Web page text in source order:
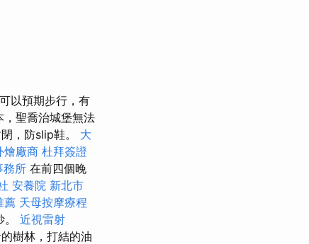
可以預期步行，有
，聖喬治城堡無法
，防slip鞋。 大
燴廠商 杜拜簽證
務所 在前四個晚
安養院 新北市
薦 天母按摩療程
近視雷射
樹林，打結的油